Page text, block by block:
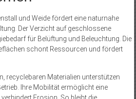
und Weide fördert eine naturnahe
Der Verzicht auf geschlossene
für Belüftung und Beleuchtung. Die
schont Ressourcen und fördert
recyclebaren Materialien unterstützen
Ihre Mobilität ermöglicht eine